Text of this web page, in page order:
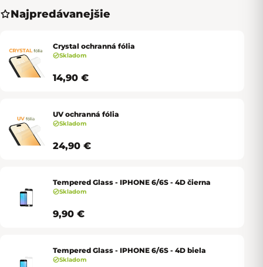
Najpredávanejšie
Crystal ochranná fólia
Skladom
14,90 €
UV ochranná fólia
Skladom
24,90 €
Tempered Glass - IPHONE 6/6S - 4D čierna
Skladom
9,90 €
Tempered Glass - IPHONE 6/6S - 4D biela
Skladom